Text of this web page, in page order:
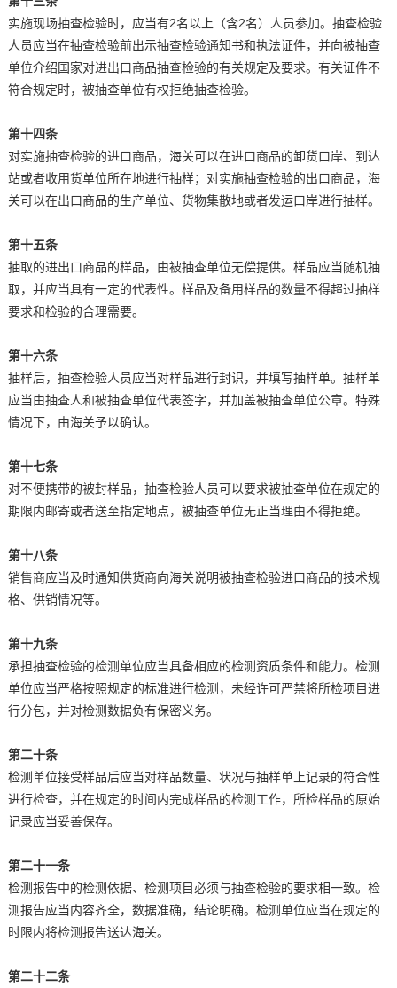
实施现场抽查检验时，应当有2名以上（含2名）人员参加。抽查检验
人员应当在抽查检验前出示抽查检验通知书和执法证件，并向被抽查
单位介绍国家对进出口商品抽查检验的有关规定及要求。有关证件不
符合规定时，被抽查单位有权拒绝抽查检验。
第十四条
对实施抽查检验的进口商品，海关可以在进口商品的卸货口岸、到达
站或者收用货单位所在地进行抽样；对实施抽查检验的出口商品，海
关可以在出口商品的生产单位、货物集散地或者发运口岸进行抽样。
第十五条
抽取的进出口商品的样品，由被抽查单位无偿提供。样品应当随机抽
取，并应当具有一定的代表性。样品及备用样品的数量不得超过抽样
要求和检验的合理需要。
第十六条
抽样后，抽查检验人员应当对样品进行封识，并填写抽样单。抽样单
应当由抽查人和被抽查单位代表签字，并加盖被抽查单位公章。特殊
情况下，由海关予以确认。
第十七条
对不便携带的被封样品，抽查检验人员可以要求被抽查单位在规定的
期限内邮寄或者送至指定地点，被抽查单位无正当理由不得拒绝。
第十八条
销售商应当及时通知供货商向海关说明被抽查检验进口商品的技术规
格、供销情况等。
第十九条
承担抽查检验的检测单位应当具备相应的检测资质条件和能力。检测
单位应当严格按照规定的标准进行检测，未经许可严禁将所检项目进
行分包，并对检测数据负有保密义务。
第二十条
检测单位接受样品后应当对样品数量、状况与抽样单上记录的符合性
进行检查，并在规定的时间内完成样品的检测工作，所检样品的原始
记录应当妥善保存。
第二十一条
检测报告中的检测依据、检测项目必须与抽查检验的要求相一致。检
测报告应当内容齐全，数据准确，结论明确。检测单位应当在规定的
时限内将检测报告送达海关。
第二十二条